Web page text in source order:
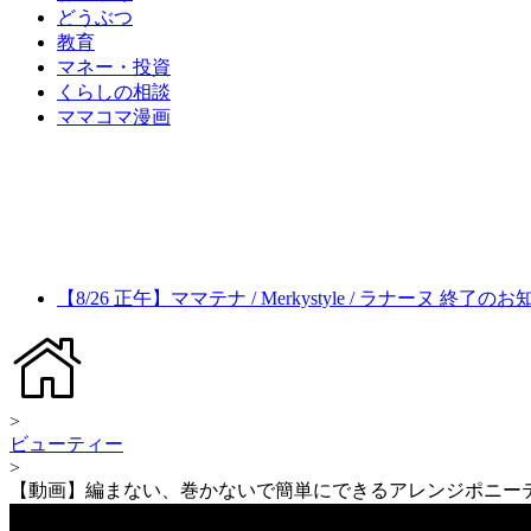
どうぶつ
教育
マネー・投資
くらしの相談
ママコマ漫画
【8/26 正午】ママテナ / Merkystyle / ラナーヌ 終了のお
>
ビューティー
>
【動画】編まない、巻かないで簡単にできるアレンジポニー